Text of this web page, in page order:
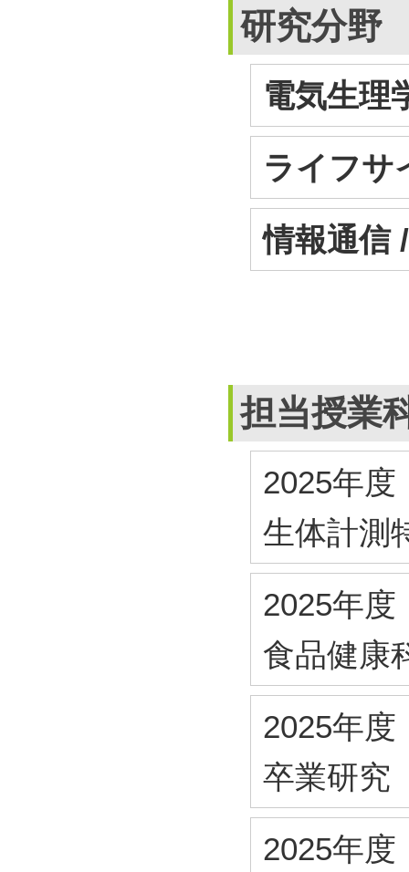
研究分野
電気生理
ライフサ
情報通信
担当授業
2025年度
生体計測
2025年度
食品健康
2025年度
卒業研究
2025年度